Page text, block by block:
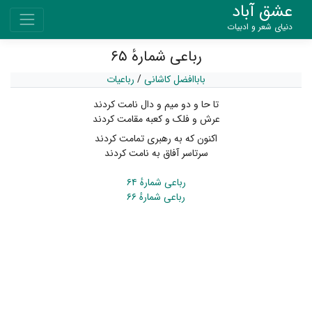
عشق آباد
دنیای شعر و ادبیات
رباعی شمارهٔ ۶۵
باباافضل کاشانی/ رباعیات
تا حا و دو میم و دال نامت کردند
عرش و فلک و کعبه مقامت کردند
اکنون که به رهبری تمامت کردند
سرتاسر آفاق به نامت کردند
رباعی شمارهٔ ۶۴
رباعی شمارهٔ ۶۶